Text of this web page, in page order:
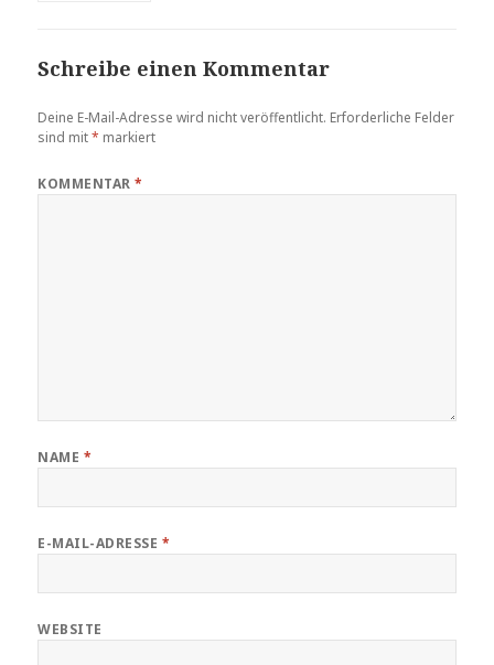
Schreibe einen Kommentar
Deine E-Mail-Adresse wird nicht veröffentlicht. Erforderliche Felder
sind mit* markiert
KOMMENTAR*
NAME *
E-MAIL-ADRESSE *
WEBSITE